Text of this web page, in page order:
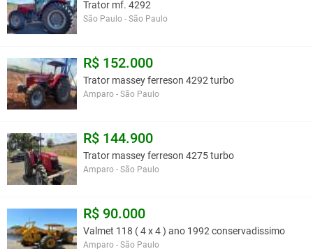
Trator mf. 4292
São Paulo - São Paulo
R$ 152.000
Trator massey ferreson 4292 turbo
Amparo - São Paulo
R$ 144.900
Trator massey ferreson 4275 turbo
Amparo - São Paulo
R$ 90.000
Valmet 118 ( 4 x 4 ) ano 1992 conservadissimo
Amparo - São Paulo